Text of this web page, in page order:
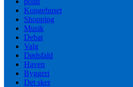
Kongehuset
Shopping
Musik
Debat
Valg
Dødsfald
Haven
Byggeri
Det sker